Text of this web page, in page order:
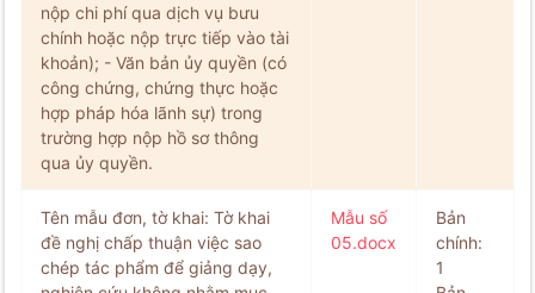
nộp chi phí qua dịch vụ bưu
chính hoặc nộp trực tiếp vào tài
khoản); - Văn bản ủy quyền (có
công chứng, chứng thực hoặc
hợp pháp hóa lãnh sự) trong
trường hợp nộp hồ sơ thông
qua ủy quyền.
Tên mẫu đơn, tờ khai: Tờ khai
đề nghị chấp thuận việc sao
chép tác phẩm để giảng dạy,
Mẫu số
05.docx
Bản
chính:
1